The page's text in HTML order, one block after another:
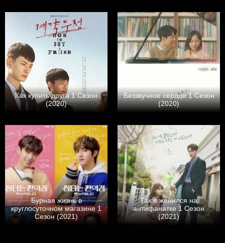
Как купить друга 1 Сезон
(2020)
Беззвучное сердце 1 Сезон
(2020)
Бурная жизнь в
круглосуточном магазине 1
Сезон (2021)
Так я женился на
антифанатке 1 Сезон
(2021)